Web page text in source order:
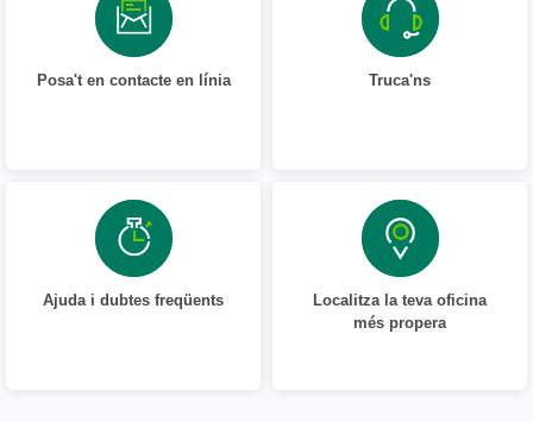
Posa't en contacte en línia Truca'ns
Ajuda i dubtes freqüents
Localitza la teva oficina
més propera